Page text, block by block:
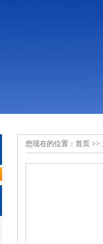
您现在的位置： 首页 >>